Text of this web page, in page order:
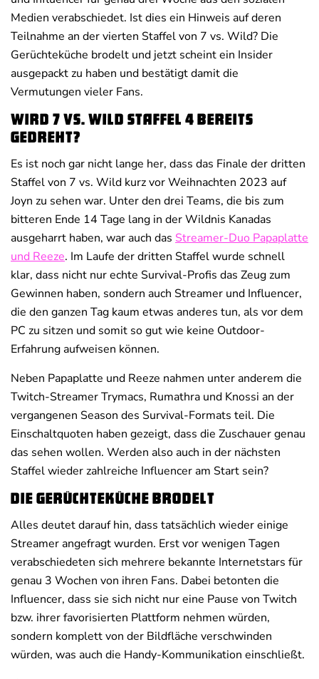
Medien verabschiedet. Ist dies ein Hinweis auf deren
Teilnahme an der vierten Staffel von 7 vs. Wild? Die
Gerüchteküche brodelt und jetzt scheint ein Insider
ausgepackt zu haben und bestätigt damit die
Vermutungen vieler Fans.
Wird 7 vs. Wild Staffel 4 bereits
gedreht?
Es ist noch gar nicht lange her, dass das Finale der dritten
Staffel von 7 vs. Wild kurz vor Weihnachten 2023 auf
Joyn zu sehen war. Unter den drei Teams, die bis zum
bitteren Ende 14 Tage lang in der Wildnis Kanadas
ausgeharrt haben, war auch das Streamer-Duo Papaplatte
und Reeze. Im Laufe der dritten Staffel wurde schnell
klar, dass nicht nur echte Survival-Profis das Zeug zum
Gewinnen haben, sondern auch Streamer und Influencer,
die den ganzen Tag kaum etwas anderes tun, als vor dem
PC zu sitzen und somit so gut wie keine Outdoor-
Erfahrung aufweisen können.
Neben Papaplatte und Reeze nahmen unter anderem die
Twitch-Streamer Trymacs, Rumathra und Knossi an der
vergangenen Season des Survival-Formats teil. Die
Einschaltquoten haben gezeigt, dass die Zuschauer genau
das sehen wollen. Werden also auch in der nächsten
Staffel wieder zahlreiche Influencer am Start sein?
Die Gerüchteküche brodelt
Alles deutet darauf hin, dass tatsächlich wieder einige
Streamer angefragt wurden. Erst vor wenigen Tagen
verabschiedeten sich mehrere bekannte Internetstars für
genau 3 Wochen von ihren Fans. Dabei betonten die
Influencer, dass sie sich nicht nur eine Pause von Twitch
bzw. ihrer favorisierten Plattform nehmen würden,
sondern komplett von der Bildfläche verschwinden
würden, was auch die Handy-Kommunikation einschließt.